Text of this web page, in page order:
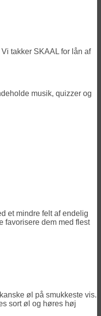
takker SKAAL for lån af
musik, quizzer og
et mindre felt af endelig
favorisere dem med flest
øl på smukkeste vis.
sort øl og høres høj